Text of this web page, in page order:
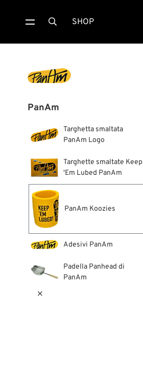
 SHOP
PanAm
Targhetta smaltata
PanAm Logo
Targhette smaltate Keep
'Em Lubed PanAm
PanAm Koozies
Adesivi PanAm
Padella Panhead di
PanAm
